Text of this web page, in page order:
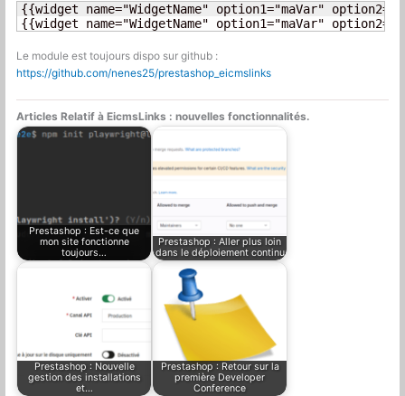
{{widget name="WidgetName" option1="maVar"
{{widget name="WidgetName" option1="maVar"
Le module est toujours dispo sur github :
https://github.com/nenes25/prestashop_eicmslinks
Articles Relatif à EicmsLinks : nouvelles fonctionnalités.
Prestashop : Est-ce que
mon site fonctionne
toujours…
Prestashop : Aller plus loin
dans le déploiement continu
Prestashop : Nouvelle
gestion des installations
et…
Prestashop : Retour sur la
première Developer
Conference